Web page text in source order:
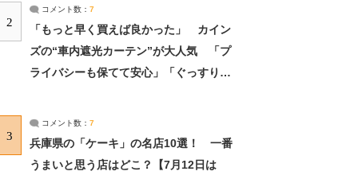
2
コメント数： 7
「もっと早く買えば良かった」 カイン
ズの“車内遮光カーテン”が大人気 「プ
ライバシーも保てて安心」「ぐっすり眠
3
コメント数： 7
兵庫県の「ケーキ」の名店10選！ 一番
うまいと思う店はどこ？【7月12日は